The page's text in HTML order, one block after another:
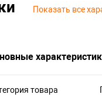
Показать все
товара